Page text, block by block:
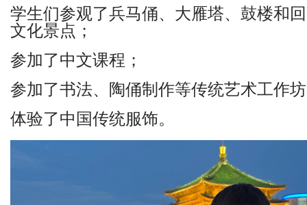
学生们参观了兵马俑、大雁塔、鼓楼和
文化景点；
参加了中文课程；
参加了书法、陶俑制作等传统艺术工作
体验了中国传统服饰。